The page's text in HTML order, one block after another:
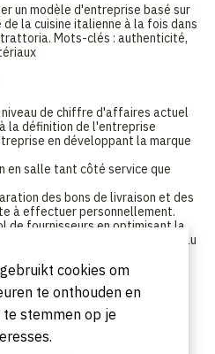
un modèle d'entreprise basé sur
la cuisine italienne à la fois dans
Mots-clés : authenticité,
de chiffre d'affaires actuel
la définition de l'entreprise
en développant la marque
en salle tant côté service que
des bons de livraison et des
à effectuer personnellement.
de fournisseurs en optimisant la
en maintenant le même niveau
et de la maintenance des
de fabrication ou d'achat
plutôt que de le faire en
de l'excellence dans l'équilibre
cookies om
te onthouden en
stemmen op je